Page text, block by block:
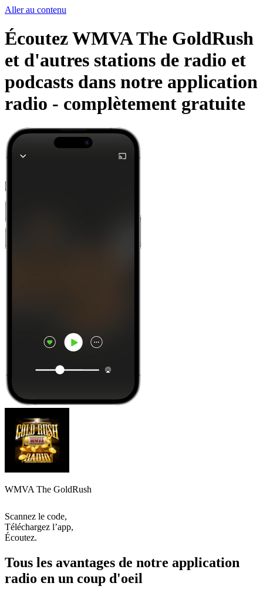
Aller au contenu
Écoutez WMVA The GoldRush
et d'autres stations de radio et
podcasts dans notre application
radio - complètement gratuite
WMVA The GoldRush
Scannez le code,
Téléchargez l’app,
Écoutez.
Tous les avantages de notre application
radio en un coup d'oeil